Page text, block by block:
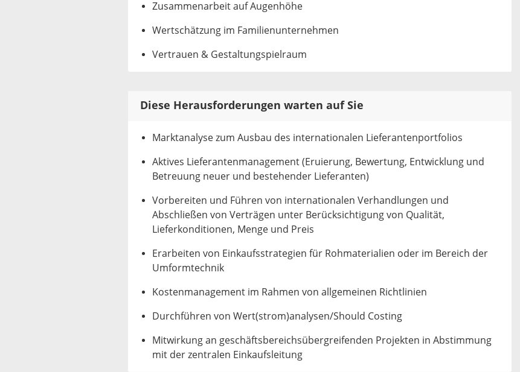
Zusammenarbeit auf Augenhöhe
Wertschätzung im Familienunternehmen
Vertrauen & Gestaltungspielraum
Diese Herausforderungen warten auf Sie
Marktanalyse zum Ausbau des internationalen Lieferantenportfolios
Aktives Lieferantenmanagement (Eruierung, Bewertung, Entwicklung und
Betreuung neuer und bestehender Lieferanten)
Vorbereiten und Führen von internationalen Verhandlungen und
Abschließen von Verträgen unter Berücksichtigung von Qualität,
Lieferkonditionen, Menge und Preis
Erarbeiten von Einkaufsstrategien für Rohmaterialien oder im Bereich der
Umformtechnik
Kostenmanagement im Rahmen von allgemeinen Richtlinien
Durchführen von Wert(strom)analysen/Should Costing
Mitwirkung an geschäftsbereichsübergreifenden Projekten in Abstimmung
mit der zentralen Einkaufsleitung